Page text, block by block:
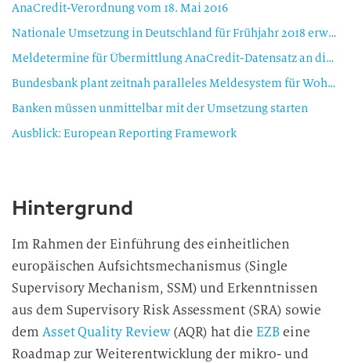
AnaCredit-Verordnung vom 18. Mai 2016
Nationale Umsetzung in Deutschland für Frühjahr 2018 erwartet
Meldetermine für Übermittlung AnaCredit-Datensatz an die Aufsicht
Bundesbank plant zeitnah paralleles Meldesystem für Wohnimmobilienkredite
Banken müssen unmittelbar mit der Umsetzung starten
Ausblick: European Reporting Framework
Hintergrund
Im Rahmen der Einführung des einheitlichen
europäischen Aufsichtsmechanismus (Single
Supervisory Mechanism, SSM) und Erkenntnissen
aus dem Supervisory Risk Assessment (SRA) sowie
dem Asset Quality Review(AQR) hat die EZBeine
Roadmap zur Weiterentwicklung der mikro- und